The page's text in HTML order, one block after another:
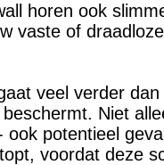
horen ook
vaste of
veel verder
Niet
ook potentieel
voordat deze